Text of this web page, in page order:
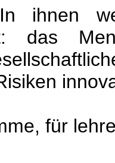
In ihnen
das
für